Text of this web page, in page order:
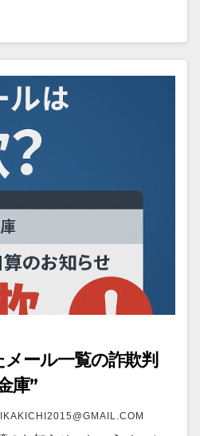
メール一覧の詐欺判
庫”